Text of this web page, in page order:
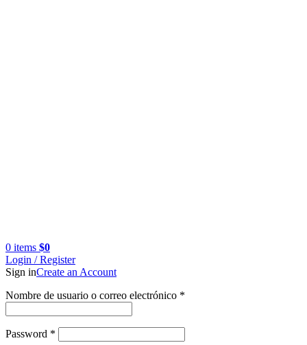
0 items $0
Login / Register
Sign inCreate an Account
Nombre de usuario o correo electrónico *
Password *